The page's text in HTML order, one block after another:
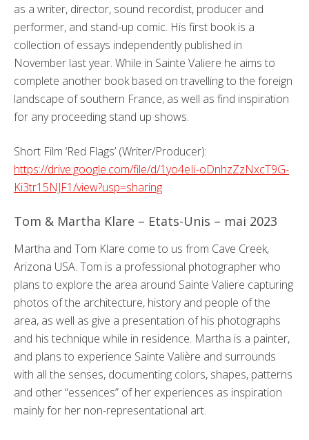
as a writer, director, sound recordist, producer and
performer, and stand-up comic. His first book is a
collection of essays independently published in
November last year. While in Sainte Valiere he aims to
complete another book based on travelling to the foreign
landscape of southern France, as well as find inspiration
for any proceeding stand up shows.
Short Film ‘Red Flags’ (Writer/Producer):
https://drive.google.com/file/d/1yo4eIi-oDnhzZzNxcT9G-
Ki3tr15NJF1/view?usp=sharing
Tom & Martha Klare – Etats-Unis – mai 2023
Martha and Tom Klare come to us from Cave Creek,
Arizona USA. Tom is a professional photographer who
plans to explore the area around Sainte Valiere capturing
photos of the architecture, history and people of the
area, as well as give a presentation of his photographs
and his technique while in residence. Martha is a painter,
and plans to experience Sainte Valière and surrounds
with all the senses, documenting colors, shapes, patterns
and other “essences” of her experiences as inspiration
mainly for her non-representational art.